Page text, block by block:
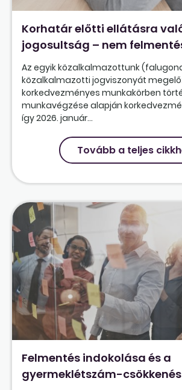
Korhatár előtti ellátásra
jogosultság – nem
Az egyik közalkalmazottunk
közalkalmazotti jogviszonyát
korkedvezményes munkakörben
munkavégzése alapján
így 2026. január...
Tovább a teljes
Felmentés indokolása és a
gyermeklétszám-csökkenés